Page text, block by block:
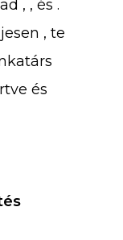
, , és .
, te
és